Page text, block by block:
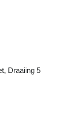
Draaiing 5